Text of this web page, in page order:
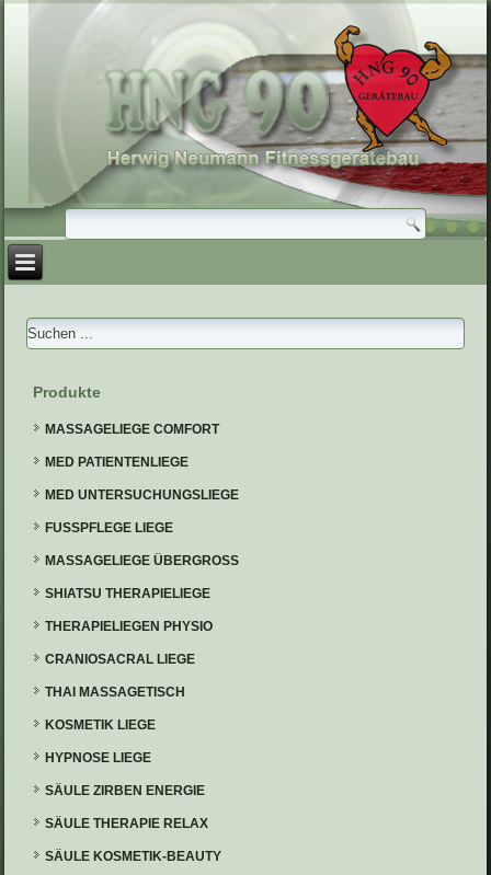
Produkte
MASSAGELIEGE COMFORT
MED PATIENTENLIEGE
MED UNTERSUCHUNGSLIEGE
FUSSPFLEGE LIEGE
MASSAGELIEGE ÜBERGROSS
SHIATSU THERAPIELIEGE
THERAPIELIEGEN PHYSIO
CRANIOSACRAL LIEGE
THAI MASSAGETISCH
KOSMETIK LIEGE
HYPNOSE LIEGE
SÄULE ZIRBEN ENERGIE
SÄULE THERAPIE RELAX
SÄULE KOSMETIK-BEAUTY